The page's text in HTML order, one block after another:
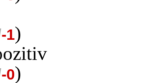
-1)
-0)